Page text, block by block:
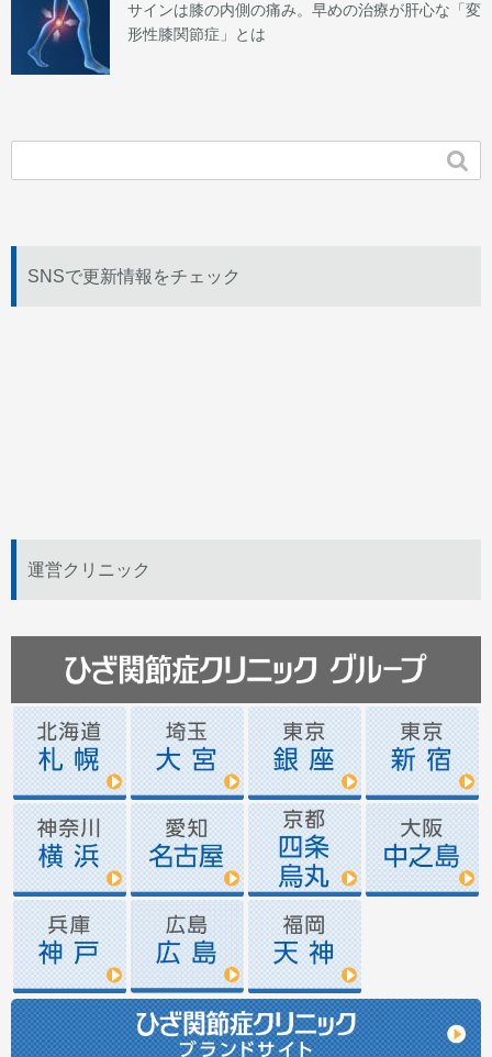
サインは膝の内側の痛み。早めの治療が肝心な「変
形性膝関節症」とは

SNSで更新情報をチェック
運営クリニック